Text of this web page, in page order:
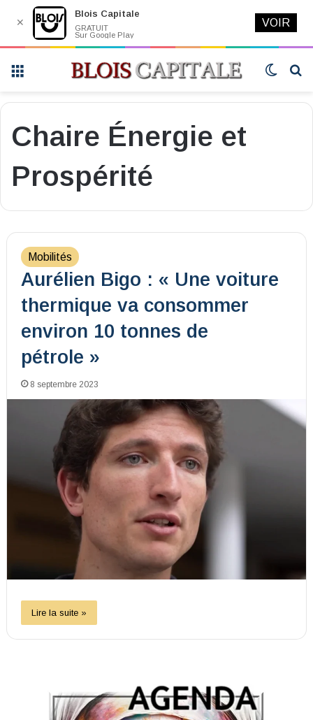
Switch
Chaire Énergie et
Prospérité
Mobilités
Aurélien Bigo : « Une voiture
thermique va consommer
environ 10 tonnes de
pétrole »
8 septembre 2023
Lire la suite »
✕
Blois Capitale
GRATUIT
Sur Google Play
VOIR